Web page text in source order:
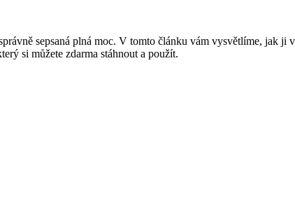
sepsaná plná moc. V tomto článku vám vysvětlíme, jak
si můžete zdarma stáhnout a použít.